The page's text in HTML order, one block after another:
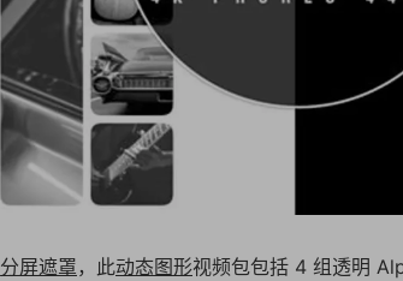
分屏遮罩 ，此动态图形视频包包括 4 组透明